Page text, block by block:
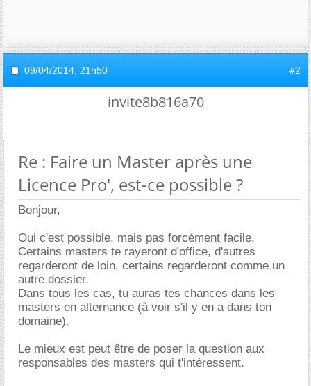
09/04/2014, 21h50 #2
invite8b816a70
Re : Faire un Master après une
Licence Pro', est-ce possible ?
Bonjour,
Oui c'est possible, mais pas forcément facile.
Certains masters te rayeront d'office, d'autres
regarderont de loin, certains regarderont comme un
autre dossier.
Dans tous les cas, tu auras tes chances dans les
masters en alternance (à voir s'il y en a dans ton
domaine).
Le mieux est peut être de poser la question aux
responsables des masters qui t'intéressent.